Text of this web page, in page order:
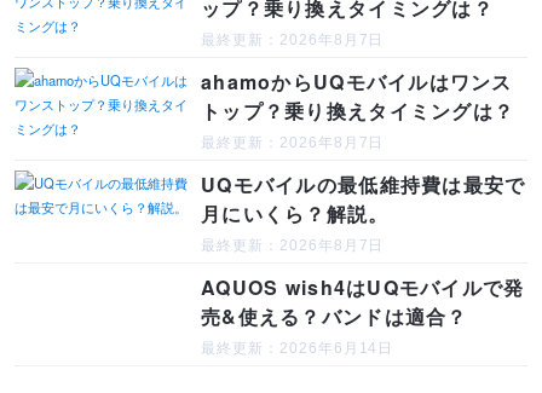
ップ？乗り換えタイミングは？
最終更新：2026年8月7日
ahamoからUQモバイルはワンス
トップ？乗り換えタイミングは？
最終更新：2026年8月7日
UQモバイルの最低維持費は最安で
月にいくら？解説。
最終更新：2026年8月7日
AQUOS wish4はUQモバイルで発
売&使える？バンドは適合？
最終更新：2026年6月14日